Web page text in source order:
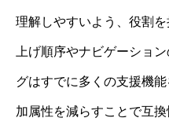
理解しやすいよう、役割
上げ順序やナビゲーショ
グはすでに多くの支援機
加属性を減らすことで互換